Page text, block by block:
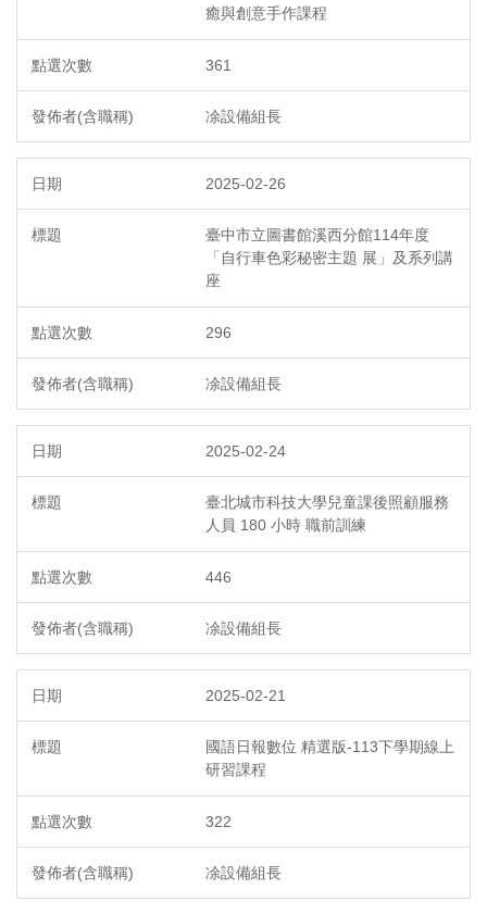
癒與創意手作課程
361
凃設備組長
2025-02-26
臺中市立圖書館溪西分館114年度
「自行車色彩秘密主題 展」及系列講
座
296
凃設備組長
2025-02-24
臺北城市科技大學兒童課後照顧服務
人員 180 小時 職前訓練
446
凃設備組長
2025-02-21
國語日報數位 精選版-113下學期線上
研習課程
322
凃設備組長